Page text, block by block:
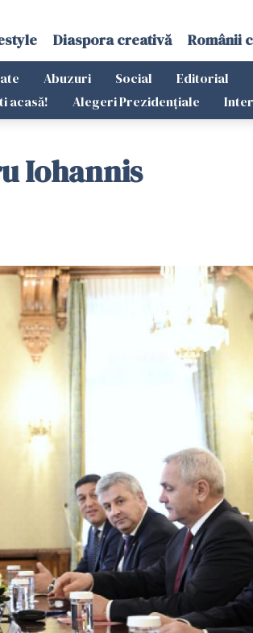
Diaspora creativă Românii
Abuzuri Social Editorial
acasă! Alegeri Prezidențiale
Iohannis